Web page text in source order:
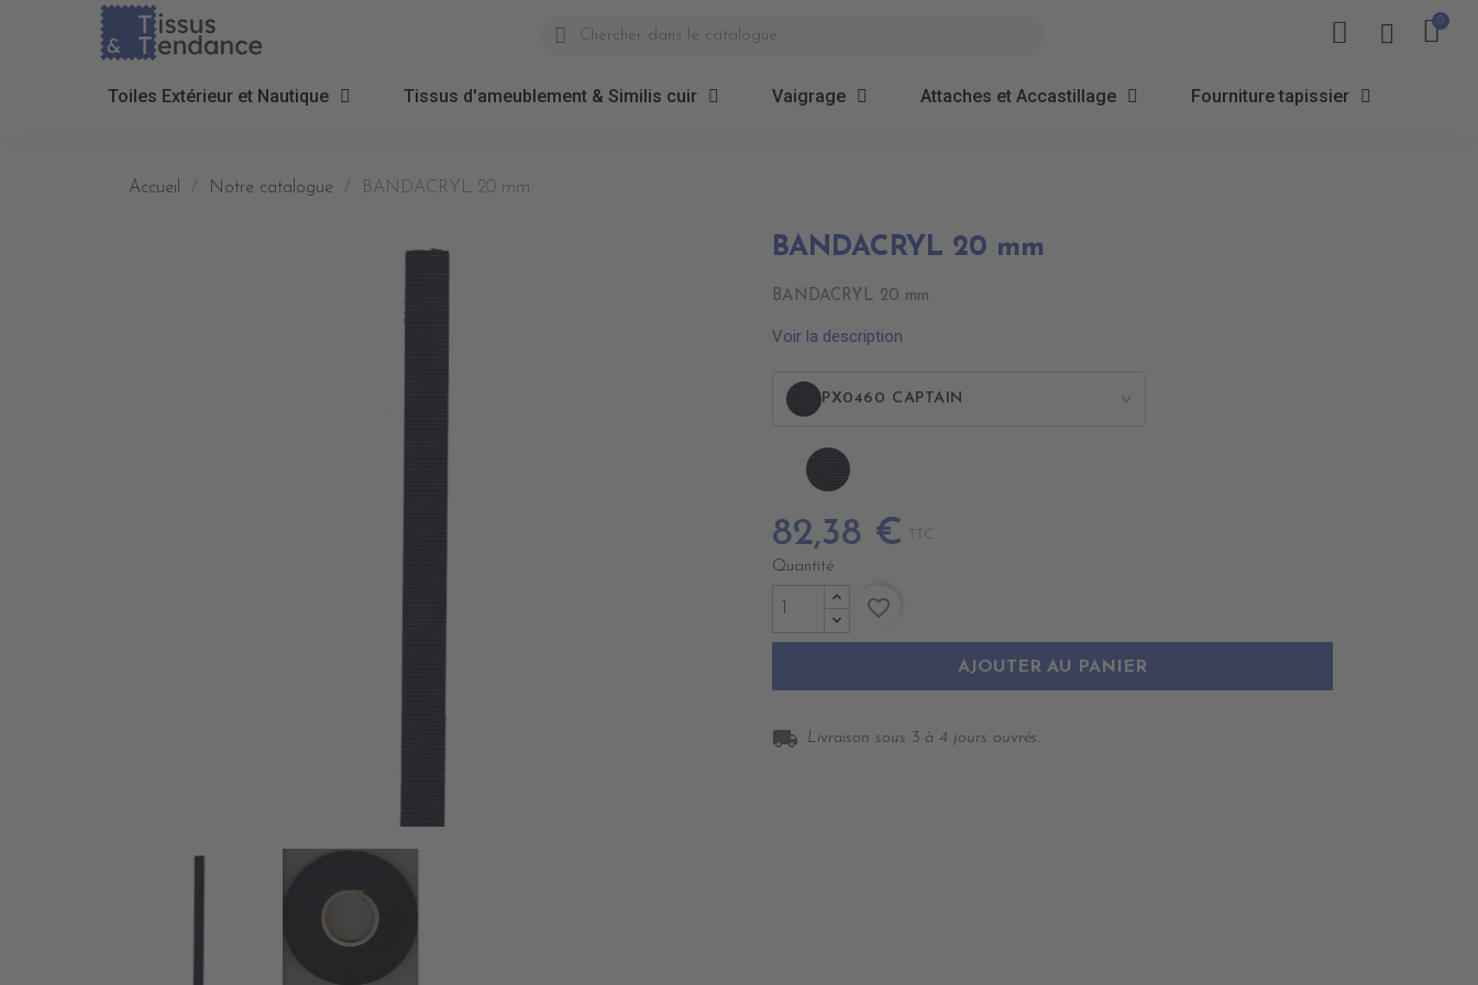
Toiles Extérieur et Nautique Tissus d'ameublement & Similis cuir Vaigrage Attaches et Accastillage Fourniture tapissier
Accueil Notre catalogue BANDACRYL 20 mm
BANDACRYL 20 mm
BANDACRYL 20 mm
Voir la description
PX0460 CAPTAIN >
CAPTAIN
82,38 € TTC
Quantité
AJOUTER AU PANIER
favorite_border
local_shipping Livraison sous 3 à 4 jours ouvrés.